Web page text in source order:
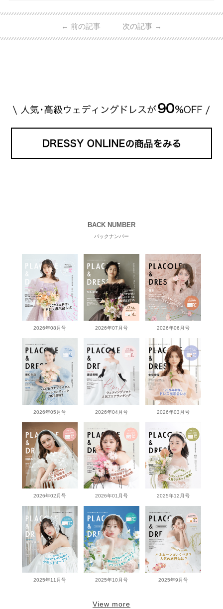
日本で人気のブランドまで幅広くご紹介。 さらに、
・愛用している芸能人夫婦 ・リングの特徴や魅力 ・
← 前の記事 次の記事 →
BACK NUMBER
バックナンバー
2026年08月号 2026年07月号 2026年06月号
2026年05月号 2026年04月号 2026年03月号
2026年02月号 2026年01月号 2025年12月号
2025年11月号 2025年10月号 2025年9月号
View more